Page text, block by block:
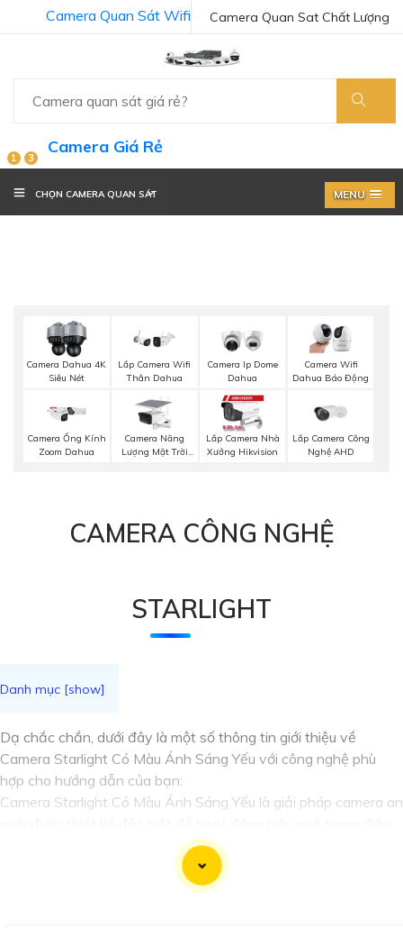
Camera Quan Sat Chất Lượng
Camera Quan Sát Wifi
1 3
Camera Giá Rẻ
CHỌN CAMERA QUAN SÁT MENU
Camera Dahua 4K
Siêu Nét
Lắp Camera Wifi
Thân Dahua
Camera Ip Dome
Dahua
Camera Wifi
Dahua Báo Động
Camera Ống Kính
Zoom Dahua
Camera Năng
Lượng Mặt Trời
Lắp Camera Nhà
Xưởng Hikvision
Lắp Camera Công
Nghệ AHD
CAMERA CÔNG NGHỆ
STARLIGHT
Dạ chắc chắn, dưới đây là một số thông tin giới thiệu về
Camera Starlight Có Màu Ánh Sáng Yếu với công nghệ phù
hợp cho hướng dẫn của bạn:
Camera Starlight Có Màu Ánh Sáng Yếu là giải pháp camera an
kiện ánh sáng yếu. Công nghệ Starlight cho phép camera thu
nhận và xử lý hình ảnh với chất lượng cao ngay cả trong môi